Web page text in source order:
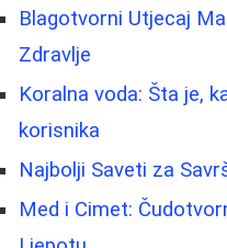
Blagotvorni Utjecaj
Zdravlje
Koralna voda: Šta je,
korisnika
Najbolji Saveti za
Med i Cimet: